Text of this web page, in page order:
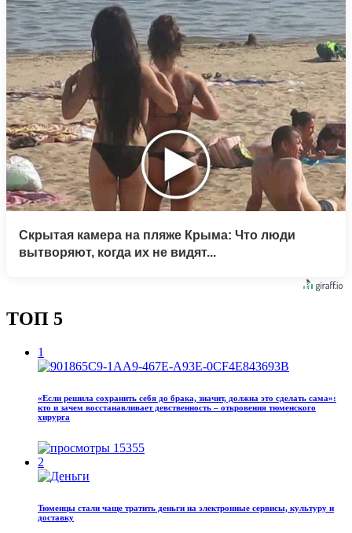
Скрытая камера на пляже Крыма: Что люди
вытворяют, когда их не видят...
ТОП 5
1
«Если решила сохранить себя до брака, значит, должна это сделать сама»:
кто и зачем восстанавливает девственность – откровения тюменского
хирурга
15355
2
Тюменцы стали чаще тратить деньги на электронные сервисы, культуру и
доставку